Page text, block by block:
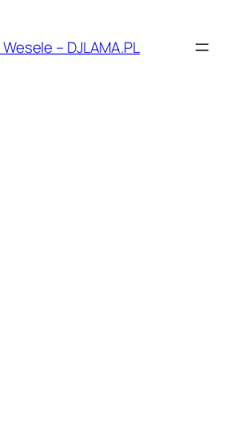
– DJLAMA.PL